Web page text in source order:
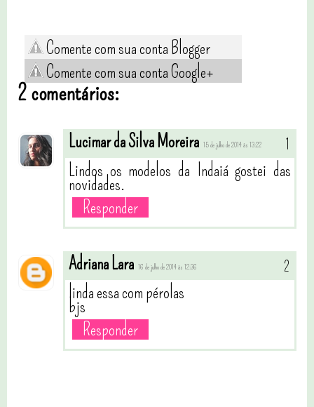
Comente com sua conta Blogger
Comente com sua conta Google+
2 comentários:
Lucimar da Silva Moreira 15 de julho de 2014 às 13:22
Lindos os modelos da Indaiá gostei das
novidades.
Responder
Adriana Lara 16 de julho de 2014 às 12:36
linda essa com pérolas
bjs
Responder